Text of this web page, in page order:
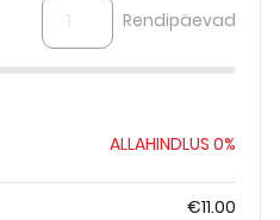
Rendipäevad
ALLAHINDLUS 0%
€11.00